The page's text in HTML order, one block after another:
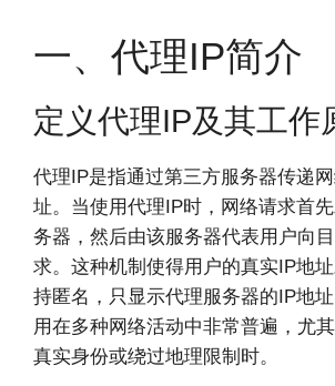
一、代理IP简介
定义代理IP及其工作
代理IP是指通过第三方服务器传递
址。当使用代理IP时，网络请求首
务器，然后由该服务器代表用户向
求。这种机制使得用户的真实IP地
持匿名，只显示代理服务器的IP地
用在多种网络活动中非常普遍，尤
真实身份或绕过地理限制时。